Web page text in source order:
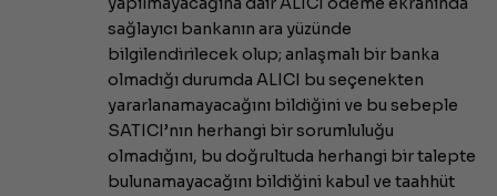
sağlayıcı bankanın ara yüzünde
bilgilendirilecek olup; anlaşmalı bir banka
olmadığı durumda ALICI bu seçenekten
yararlanamayacağını bildiğini ve bu sebeple
SATICI’nın herhangi bir sorumluluğu
olmadığını, bu doğrultuda herhangi bir talepte
bulunamayacağını bildiğini kabul ve taahhüt